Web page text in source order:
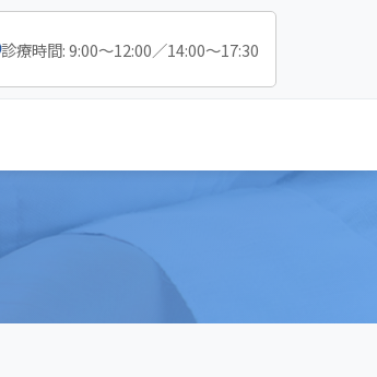
診療時間: 9:00～12:00／14:00～17:30